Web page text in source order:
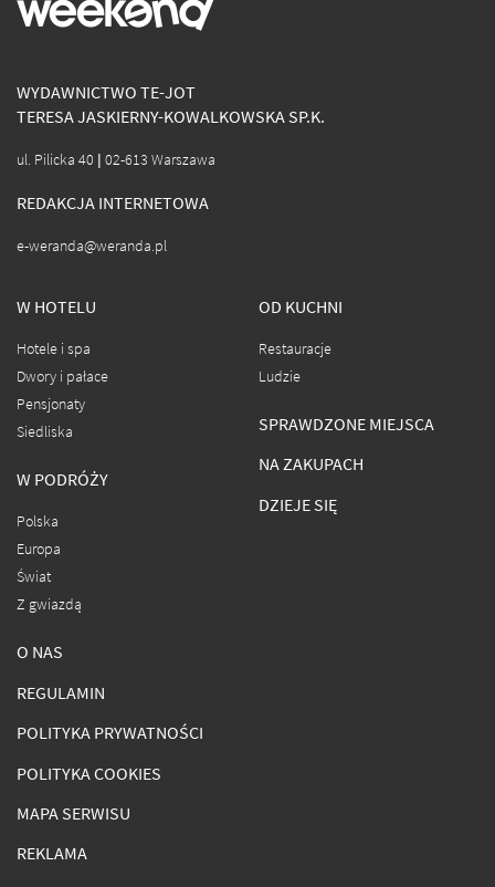
WYDAWNICTWO TE-JOT
TERESA JASKIERNY-KOWALKOWSKA SP.K.
ul. Pilicka 40 | 02-613 Warszawa
REDAKCJA INTERNETOWA
e-weranda@weranda.pl
W HOTELU
Hotele i spa
Dwory i pałace
Pensjonaty
Siedliska
W PODRÓŻY
Polska
Europa
Świat
Z gwiazdą
OD KUCHNI
Restauracje
Ludzie
SPRAWDZONE MIEJSCA
NA ZAKUPACH
DZIEJE SIĘ
O NAS
REGULAMIN
POLITYKA PRYWATNOŚCI
POLITYKA COOKIES
MAPA SERWISU
REKLAMA